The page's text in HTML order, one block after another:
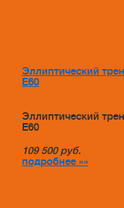
Эллиптический
E60
Эллиптический
E60
109 500 руб.
подробнее »»